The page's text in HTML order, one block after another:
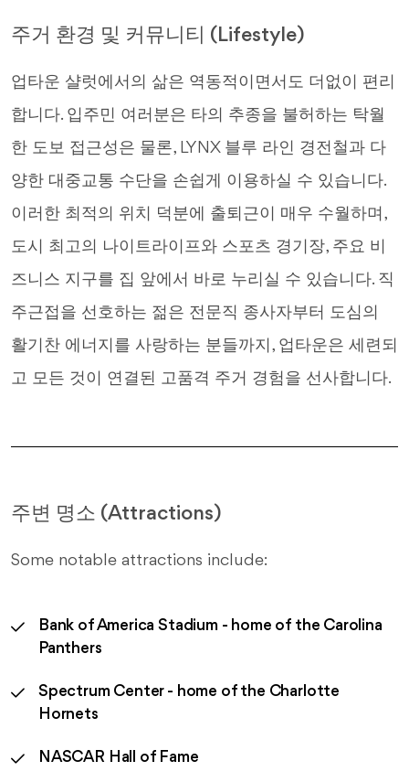
주거 환경 및 커뮤니티 (Lifestyle)
업타운 샬럿에서의 삶은 역동적이면서도 더없이 편리
합니다. 입주민 여러분은 타의 추종을 불허하는 탁월
한 도보 접근성은 물론, LYNX 블루 라인 경전철과 다
양한 대중교통 수단을 손쉽게 이용하실 수 있습니다.
이러한 최적의 위치 덕분에 출퇴근이 매우 수월하며,
도시 최고의 나이트라이프와 스포츠 경기장, 주요 비
즈니스 지구를 집 앞에서 바로 누리실 수 있습니다. 직
주근접을 선호하는 젊은 전문직 종사자부터 도심의
활기찬 에너지를 사랑하는 분들까지, 업타운은 세련되
고 모든 것이 연결된 고품격 주거 경험을 선사합니다.
주변 명소 (Attractions)
Some notable attractions include:
Bank of America Stadium - home of the Carolina
Panthers
Spectrum Center - home of the Charlotte
Hornets
NASCAR Hall of Fame